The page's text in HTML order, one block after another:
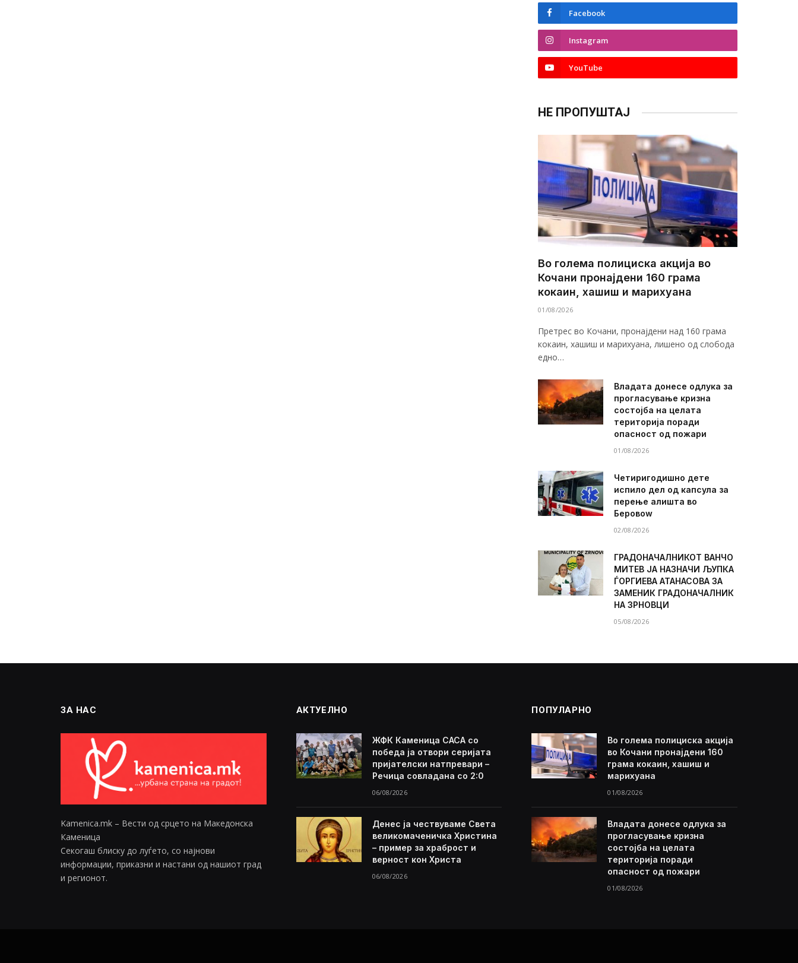
Facebook
Instagram
YouTube
НЕ ПРОПУШТАЈ
Во голема полициска акција во
Кочани пронајдени 160 грама
кокаин, хашиш и марихуана
01/08/2026
Претрес во Кочани, пронајдени над 160 грама
кокаин, хашиш и марихуана, лишено од слобода
едно…
Владата донесе одлука за
прогласување кризна
состојба на целата
територија поради
опасност од пожари
01/08/2026
Четиригодишно дете
испило дел од капсула за
перење алишта во
Беровоw
02/08/2026
ГРАДОНАЧАЛНИКОТ ВАНЧО
МИТЕВ ЈА НАЗНАЧИ ЉУПКА
ЃОРГИЕВА АТАНАСОВА ЗА
ЗАМЕНИК ГРАДОНАЧАЛНИК
НА ЗРНОВЦИ
05/08/2026
ЗА НАС
Kamenica.mk – Вести од срцето на Македонска
Каменица
Секогаш блиску до луѓето, со најнови
информации, приказни и настани од нашиот град
и регионот.
АКТУЕЛНО
ЖФК Каменица САСА со
победа ја отвори серијата
пријателски натпревари –
Речица совладана со 2:0
06/08/2026
Денес ја чествуваме Света
великомаченичка Христина
– пример за храброст и
верност кон Христа
06/08/2026
ПОПУЛАРНО
Во голема полициска акција
во Кочани пронајдени 160
грама кокаин, хашиш и
марихуана
01/08/2026
Владата донесе одлука за
прогласување кризна
состојба на целата
територија поради
опасност од пожари
01/08/2026